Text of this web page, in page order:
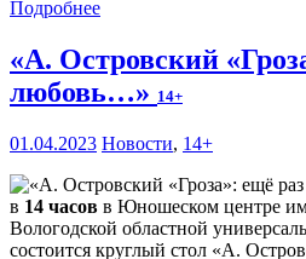
Подробнее
«А. Островский
любовь…» 14+
01.04.2023 Новости, 14+
в 14 часов в Юношеском центре
Вологодской областной
состоится круглый стол «А.